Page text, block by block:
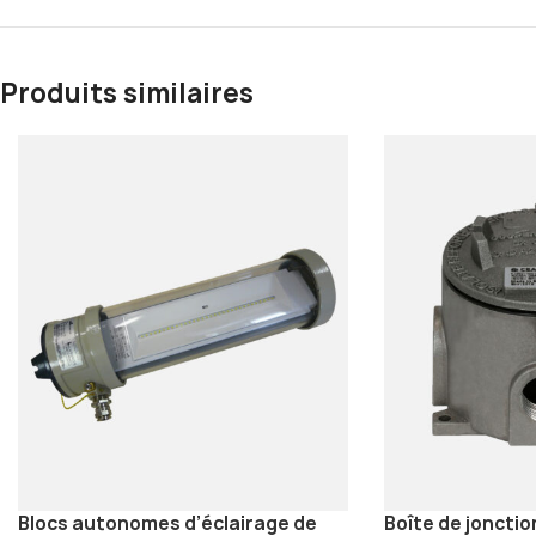
Produits similaires
Blocs autonomes d’éclairage de Boîte de